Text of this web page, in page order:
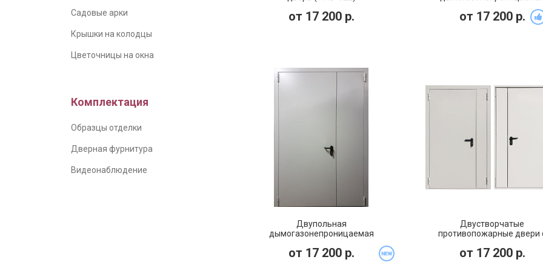
Садовые арки
Крышки на колодцы
Цветочницы на окна
Комплектация
Образцы отделки
Дверная фурнитура
Видеонаблюдение
от 17 200р.
стеклом EIS 60 (PMD-016)
от 17 200р.
Двупольная
дымогазонепроницаемая
(PMD-014)
от 17 200р.
Двустворчатые
противопожарные двери
от 17 200р.